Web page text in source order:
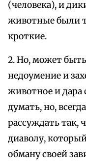
(человека), и
животные были
кроткие.
2. Но, может
недоумение и
животное и дара
думать, но,
рассуждать так,
диаволу,
обману своей